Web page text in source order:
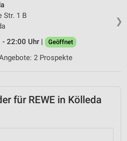
❯
Str. 1 B
22:00 Uhr |
Geöffnet
2 Prospekte
für REWE in Kölleda